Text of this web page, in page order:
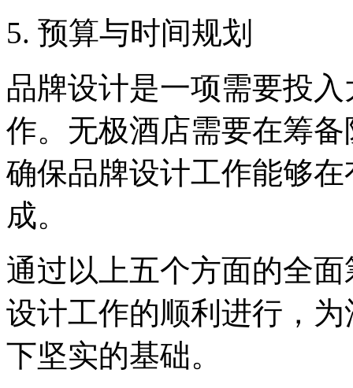
5. 预算与时间规划
品牌设计是一项需要投
作。无极酒店需要在筹
确保品牌设计工作能够
成。
通过以上五个方面的全
设计工作的顺利进行，
下坚实的基础。